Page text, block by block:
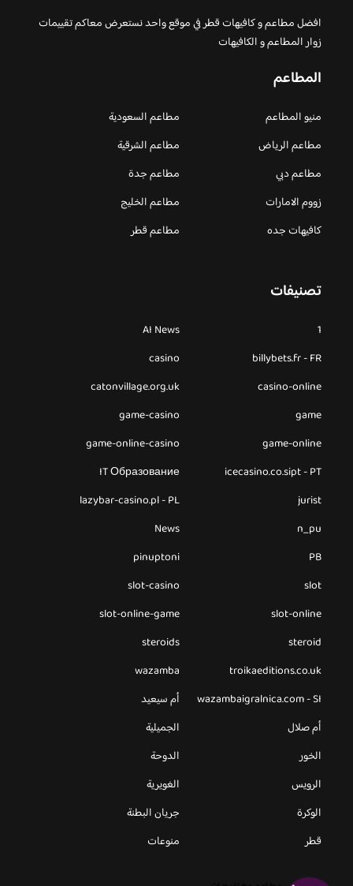
افضل مطاعم و كافيهات قطر في موقع واحد نستعرض معاكم تقييمات
زوار المطاعم و الكافيهات
المطاعم
منيو المطاعم
مطاعم السعودية
مطاعم الرياض
مطاعم الشرقية
مطاعم دبي
مطاعم جدة
زووم الامارات
مطاعم الخليج
كافيهات جده
مطاعم قطر
تصنيفات
1
AI News
billybets.fr - FR
casino
casino-online
catonvillage.org.uk
game
game-casino
game-online
game-online-casino
icecasino.co.sipt - PT
IT Образование
jurist
lazybar-casino.pl - PL
n_pu
News
PB
pinuptoni
slot
slot-casino
slot-online
slot-online-game
steroid
steroids
troikaeditions.co.uk
wazamba
wazambaigralnica.com - SI
أم سيعيد
أم صلال
الجميلية
الخور
الدوحة
الرويس
الغويرية
الوكرة
جريان البطنة
قطر
منوعات